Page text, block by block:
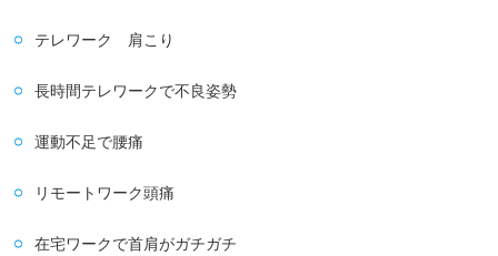
テレワーク 肩こり
長時間テレワークで不良姿勢
運動不足で腰痛
リモートワーク頭痛
在宅ワークで首肩がガチガチ